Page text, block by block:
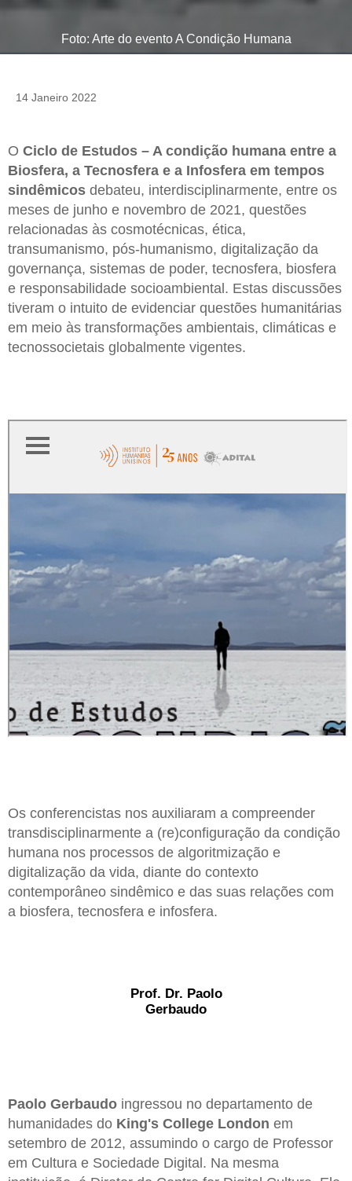
Foto: Arte do evento A Condição Humana
14 Janeiro 2022
O Ciclo de Estudos – A condição humana entre a
Biosfera, a Tecnosfera e a Infosfera em tempos
sindêmicos debateu, interdisciplinarmente, entre os
meses de junho e novembro de 2021, questões
relacionadas às cosmotécnicas, ética,
transumanismo, pós-humanismo, digitalização da
governança, sistemas de poder, tecnosfera, biosfera
e responsabilidade socioambiental. Estas discussões
tiveram o intuito de evidenciar questões humanitárias
em meio às transformações ambientais, climáticas e
tecnossocietais globalmente vigentes.
Os conferencistas nos auxiliaram a compreender
transdisciplinarmente a (re)configuração da condição
humana nos processos de algoritmização e
digitalização da vida, diante do contexto
contemporâneo sindêmico e das suas relações com
a biosfera, tecnosfera e infosfera.
Prof. Dr. Paolo
Gerbaudo
Paolo Gerbaudo ingressou no departamento de
humanidades do King's College London em
setembro de 2012, assumindo o cargo de Professor
em Cultura e Sociedade Digital. Na mesma